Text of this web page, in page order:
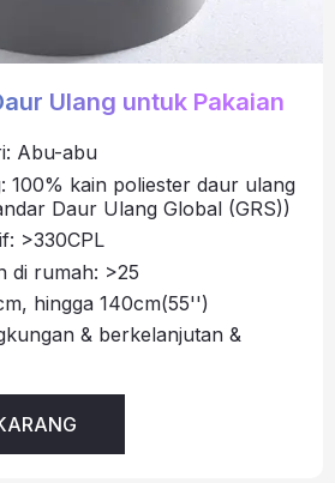
Ulang untuk Pakaian
Abu-abu
100% kain poliester daur ulang
Daur Ulang Global (GRS))
>330CPL
di rumah: >25
hingga 140cm(55'')
& berkelanjutan &